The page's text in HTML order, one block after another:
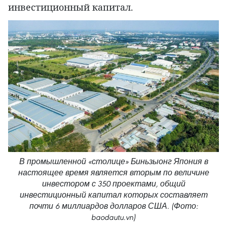
инвестиционный капитал.
В промышленной «столице» Биньзыонг Япония в
настоящее время является вторым по величине
инвестором с 350 проектами, общий
инвестиционный капитал которых составляет
почти 6 миллиардов долларов США. (Фото:
baodautu.vn)